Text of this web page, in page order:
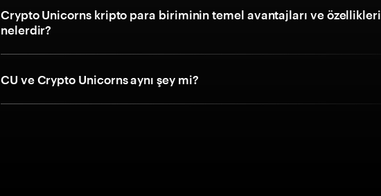
Crypto Unicorns kripto para biriminin temel avantajları ve özellikleri
nelerdir?
CU ve Crypto Unicorns aynı şey mi?